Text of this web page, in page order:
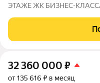
ЭТАЖЕ ЖК БИЗНЕС-КЛАССА «ТРИКОЛОР» Уникальная
из лучших корпусов
«Триколор». Расположена
32 360 000 ₽
от 135 616 ₽ в месяц